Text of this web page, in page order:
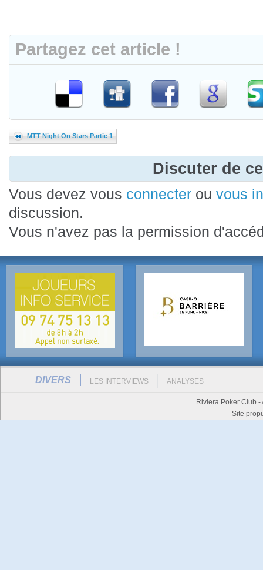
Partagez cet article !
MTT Night On Stars Partie 1
Discuter de
Vous devez vous connecter ou vous
discussion.
Vous n'avez pas la permission
DIVERS LES INTERVIEWS ANALYSES
Riviera Poker Club
Site